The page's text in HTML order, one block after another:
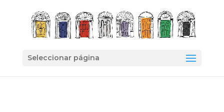
Seleccionar página